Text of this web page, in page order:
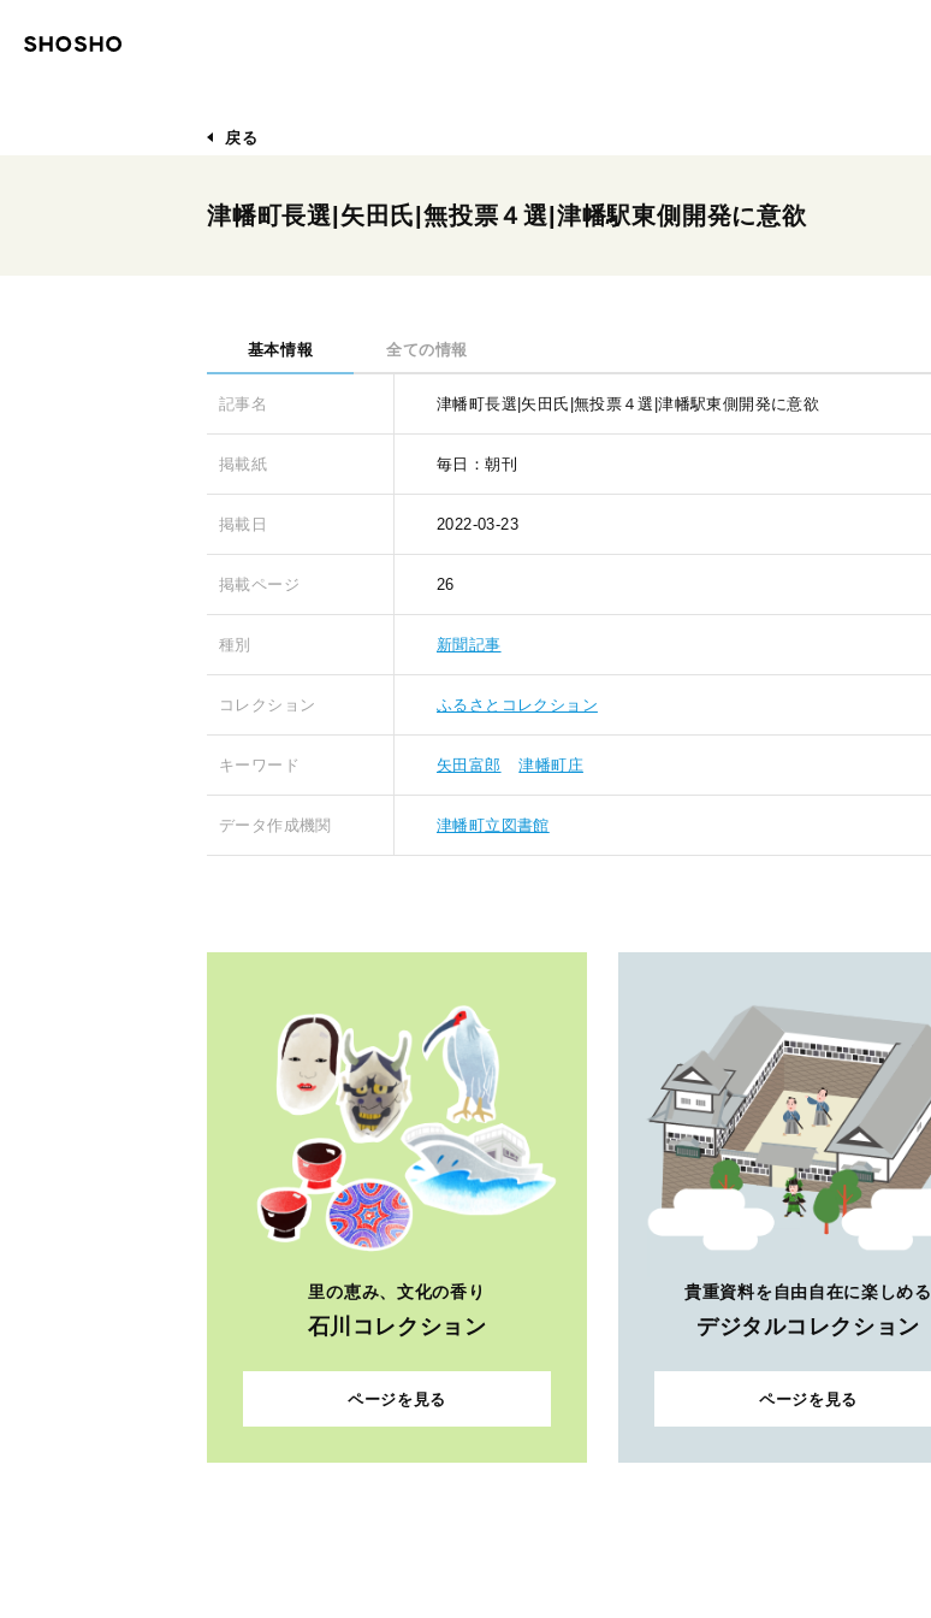
戻る
津幡町長選|矢田氏|無投票４選|津幡駅東側開発に意欲
基本情報 全ての情報
記事名 津幡町長選|矢田氏|無投票４選|津幡駅東側開発に意欲
掲載紙 毎日：朝刊
掲載日 2022-03-23
掲載ページ 26
種別 新聞記事
コレクション ふるさとコレクション
キーワード 矢田富郎 津幡町庄
データ作成機関 津幡町立図書館
里の恵み、文化の香り
石川コレクション
ページを見る
貴重資料を自由自在に楽しめる
デジタルコレクション
ページを見る